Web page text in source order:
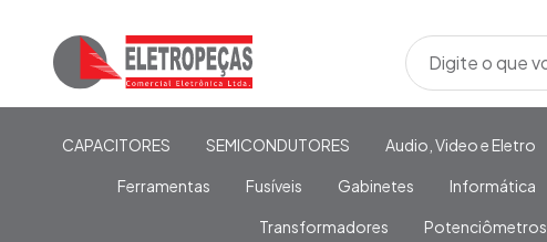
CAPACITORES SEMICONDUTORES Audio, Video e Eletro
Ferramentas Fusíveis Gabinetes Informática
Transformadores Potenciômetros